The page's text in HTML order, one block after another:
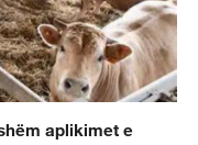
aplikimet e